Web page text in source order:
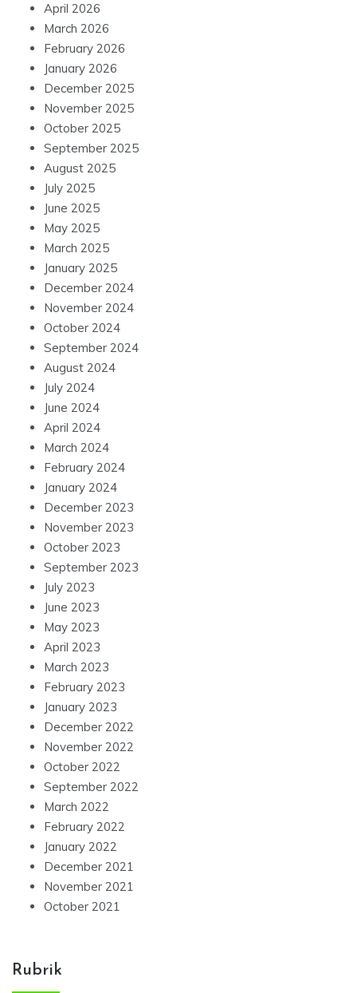
April 2026
March 2026
February 2026
January 2026
December 2025
November 2025
October 2025
September 2025
August 2025
July 2025
June 2025
May 2025
March 2025
January 2025
December 2024
November 2024
October 2024
September 2024
August 2024
July 2024
June 2024
April 2024
March 2024
February 2024
January 2024
December 2023
November 2023
October 2023
September 2023
July 2023
June 2023
May 2023
April 2023
March 2023
February 2023
January 2023
December 2022
November 2022
October 2022
September 2022
March 2022
February 2022
January 2022
December 2021
November 2021
October 2021
Rubrik